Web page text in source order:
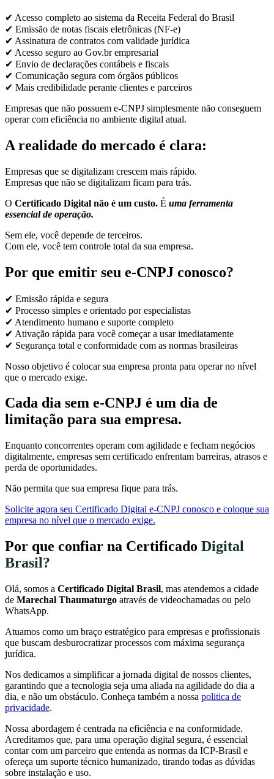
✔ Acesso completo ao sistema da Receita Federal do Brasil
✔ Emissão de notas fiscais eletrônicas (NF-e)
✔ Assinatura de contratos com validade jurídica
✔ Acesso seguro ao Gov.br empresarial
✔ Envio de declarações contábeis e fiscais
✔ Comunicação segura com órgãos públicos
✔ Mais credibilidade perante clientes e parceiros
Empresas que não possuem e-CNPJ simplesmente não conseguem
operar com eficiência no ambiente digital atual.
A realidade do mercado é clara:
Empresas que se digitalizam crescem mais rápido.
Empresas que não se digitalizam ficam para trás.
O Certificado Digital não é um custo. É uma ferramenta
essencial de operação.
Sem ele, você depende de terceiros.
Com ele, você tem controle total da sua empresa.
Por que emitir seu e-CNPJ conosco?
✔ Emissão rápida e segura
✔ Processo simples e orientado por especialistas
✔ Atendimento humano e suporte completo
✔ Ativação rápida para você começar a usar imediatamente
✔ Segurança total e conformidade com as normas brasileiras
Nosso objetivo é colocar sua empresa pronta para operar no nível
que o mercado exige.
Cada dia sem e-CNPJ é um dia de
limitação para sua empresa.
Enquanto concorrentes operam com agilidade e fecham negócios
digitalmente, empresas sem certificado enfrentam barreiras, atrasos e
perda de oportunidades.
Não permita que sua empresa fique para trás.
Solicite agora seu Certificado Digital e-CNPJ conosco e coloque sua
empresa no nível que o mercado exige.
Por que confiar na Certificado Digital
Brasil?
Olá, somos a Certificado Digital Brasil, mas atendemos a cidade
de Marechal Thaumaturgo através de videochamadas ou pelo
WhatsApp.
Atuamos como um braço estratégico para empresas e profissionais
que buscam desburocratizar processos com máxima segurança
jurídica.
Nos dedicamos a simplificar a jornada digital de nossos clientes,
garantindo que a tecnologia seja uma aliada na agilidade do dia a
dia, e não um obstáculo. Conheça também a nossa politica de
privacidade.
Nossa abordagem é centrada na eficiência e na conformidade.
Acreditamos que, para uma operação digital segura, é essencial
contar com um parceiro que entenda as normas da ICP-Brasil e
ofereça um suporte técnico humanizado, tirando todas as dúvidas
sobre instalação e uso.